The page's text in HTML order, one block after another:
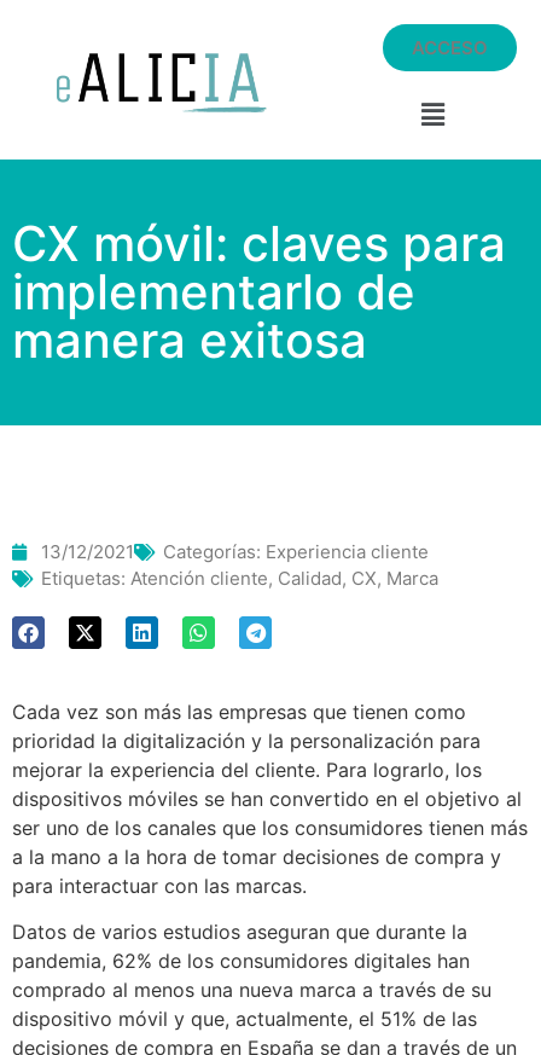
ACCESO
CX móvil: claves para
implementarlo de
manera exitosa
13/12/2021 Categorías: Experiencia cliente
Etiquetas: Atención cliente, Calidad, CX, Marca
Cada vez son más las empresas que tienen como
prioridad la digitalización y la personalización para
mejorar la experiencia del cliente. Para lograrlo, los
dispositivos móviles se han convertido en el objetivo al
ser uno de los canales que los consumidores tienen más
a la mano a la hora de tomar decisiones de compra y
para interactuar con las marcas.
Datos de varios estudios aseguran que durante la
pandemia, 62% de los consumidores digitales han
comprado al menos una nueva marca a través de su
dispositivo móvil y que, actualmente, el 51% de las
decisiones de compra en España se dan a través de un